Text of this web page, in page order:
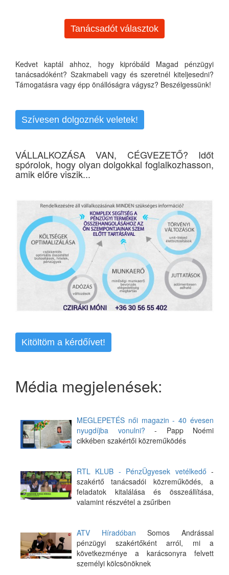
Tanácsadót választok
Kedvet kaptál ahhoz, hogy kipróbáld Magad pénzügyi
tanácsadóként? Szakmabeli vagy és szeretnél kiteljesedni?
Támogatásra vagy épp önállóságra vágysz? Beszélgessünk!
Szívesen dolgoznék veletek!
VÁLLALKOZÁSA VAN, CÉGVEZETŐ? Időt
spórolok, hogy olyan dolgokkal foglalkozhasson,
amik előre viszik...
Kitöltöm a kérdőívet!
Média megjelenések:
MEGLEPETÉS női magazin - 40 évesen
nyugdíjba vonulni? - Papp Noémi
cikkében szakértői közreműködés
RTL KLUB - PénzÜgyesek vetélkedő -
szakértő tanácsadói közreműködés, a
feladatok kitalálása és összeállítása,
valamint részvétel a zsűriben
ATV Híradóban Somos Andrással
pénzügyi szakértőként arról, mi a
következménye a karácsonyra felvett
személyi kölcsönöknek